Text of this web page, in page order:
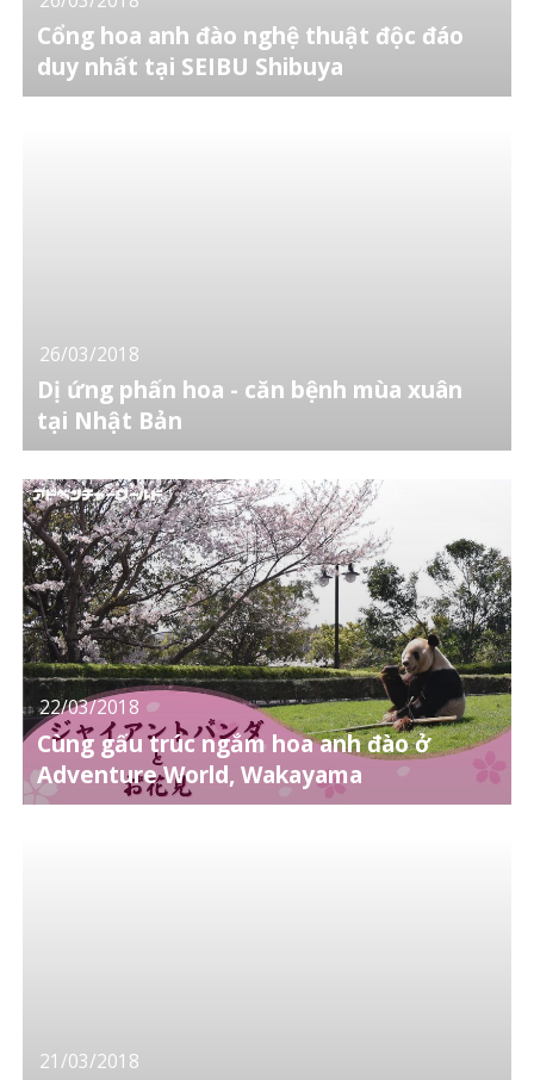
Cổng hoa anh đào nghệ thuật độc đáo
duy nhất tại SEIBU Shibuya
26/03/2018
Dị ứng phấn hoa - căn bệnh mùa xuân
tại Nhật Bản
22/03/2018
Cùng gấu trúc ngắm hoa anh đào ở
Adventure World, Wakayama
21/03/2018